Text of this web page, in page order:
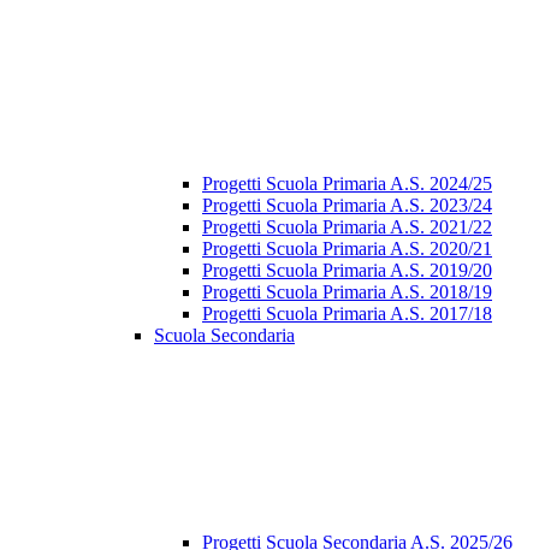
Progetti Scuola Primaria A.S. 2024/25
Progetti Scuola Primaria A.S. 2023/24
Progetti Scuola Primaria A.S. 2021/22
Progetti Scuola Primaria A.S. 2020/21
Progetti Scuola Primaria A.S. 2019/20
Progetti Scuola Primaria A.S. 2018/19
Progetti Scuola Primaria A.S. 2017/18
Scuola Secondaria
Progetti Scuola Secondaria A.S. 2025/26